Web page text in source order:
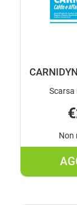
Scarsa
Non